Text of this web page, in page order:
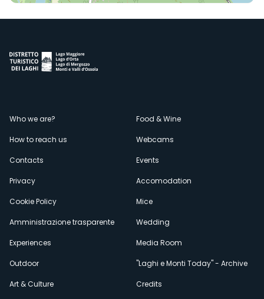
Menù
secondario
Who we are?
How to reach us
Contacts
Privacy
Cookie Policy
Amministrazione trasparente
Experiences
Outdoor
Art & Culture
Food & Wine
Webcams
Events
Accomodation
Mice
Wedding
Media Room
"Laghi e Monti Today" - Archive
Credits